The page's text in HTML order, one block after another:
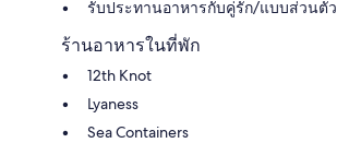
รับประทานอาหารกับคู่รัก/แบบส่วนตัว
ร้านอาหารในที่พัก
12th Knot
Lyaness
Sea Containers